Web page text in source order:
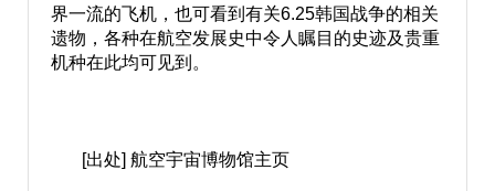
界一流的飞机，也可看到有关6.25韩国战争的相关
遗物，各种在航空发展史中令人瞩目的史迹及贵重
机种在此均可见到。
[出处] 航空宇宙博物馆主页